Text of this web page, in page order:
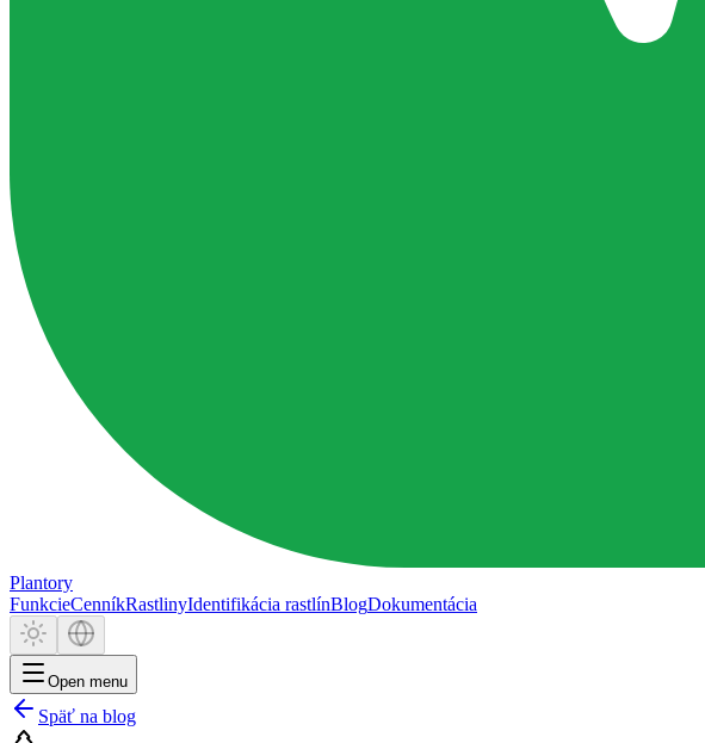
Plantory
FunkcieCenníkRastlinyIdentifikácia rastlínBlogDokumentácia
Open menu
Späť na blog